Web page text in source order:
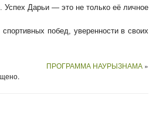
Успех Дарьи — это не только её личное
побед, уверенности в своих
ПРОГРАММА НАУРЫЗНАМА »